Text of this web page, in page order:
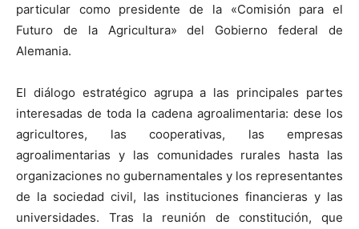
particular como presidente de la «Comisión para el
Futuro de la Agricultura» del Gobierno federal de
Alemania.
El diálogo estratégico agrupa a las principales partes
interesadas de toda la cadena agroalimentaria: dese los
agricultores, las cooperativas, las empresas
agroalimentarias y las comunidades rurales hasta las
organizaciones no gubernamentales y los representantes
de la sociedad civil, las instituciones financieras y las
universidades. Tras la reunión de constitución, que